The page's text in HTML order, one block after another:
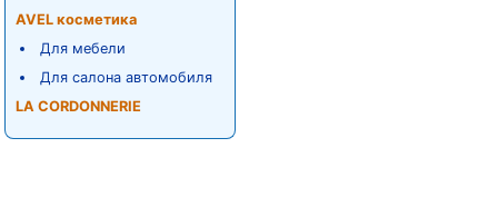
AVEL косметика
Для мебели
Для салона автомобиля
LA CORDONNERIE